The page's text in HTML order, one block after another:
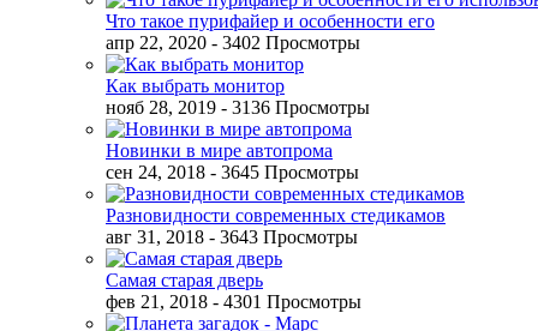
Что такое пурифайер и особенности его
апр 22, 2020 - 3402 Просмотры
Как выбрать монитор
нояб 28, 2019 - 3136 Просмотры
Новинки в мире автопрома
сен 24, 2018 - 3645 Просмотры
Разновидности современных стедикамов
авг 31, 2018 - 3643 Просмотры
Самая старая дверь
фев 21, 2018 - 4301 Просмотры